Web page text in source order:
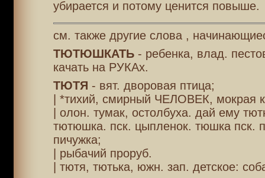
убирается и потому ценится повыше.
см. также другие слова ,
ТЮТЮШКАТЬ- ребенка, влад.
качать на РУКАх.
ТЮТЯ - вят. дворовая птица;
| *тихий, смирный ЧЕЛОВЕК, мокрая
| олон. тумак, остолбуха. дай ему
тютюшка. пск. цыпленок. тюшка пск.
пичужка;
| рыбачий проруб.
| тютя, тютька, южн. зап. детское: